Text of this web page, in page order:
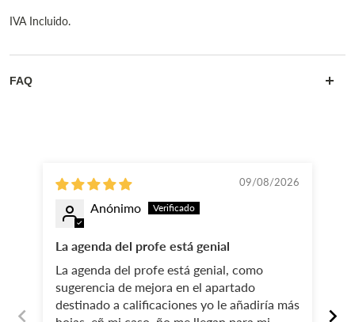
IVA Incluido.
FAQ
09/08/2026
Anónimo
La agenda del profe está genial
La agenda del profe está genial, como
sugerencia de mejora en el apartado
destinado a calificaciones yo le añadiría más